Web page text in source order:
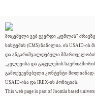
მოცემული ვებ გვერდი „ჯუმლას"
სისტემის (CMS) ნაწილია. ის USAID-
და ანგარიშვალდებული
„კვლევისა და გაცვლების
გამოქვეყნებული კონტენტი მთლიანად
USAID-ისა და IREX-ის პოზიციას.
This web page is part of Joomla based